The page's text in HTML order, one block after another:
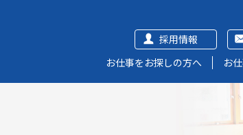
採用情報
お仕事をお探しの方へ
お